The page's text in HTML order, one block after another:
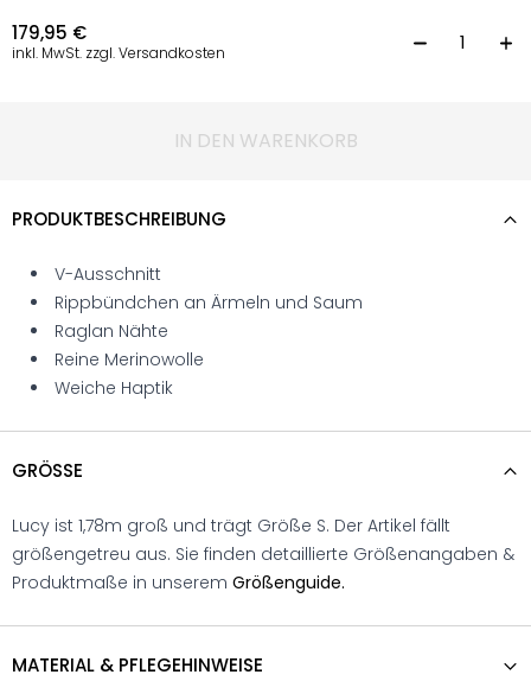
179,95 €
inkl. MwSt. zzgl. Versandkosten
IN DEN WARENKORB
PRODUKTBESCHREIBUNG
V-Ausschnitt
Rippbündchen an Ärmeln und Saum
Raglan Nähte
Reine Merinowolle
Weiche Haptik
GRÖSSE
Lucy ist 1,78m groß und trägt Größe S. Der Artikel fällt
größengetreu aus. Sie finden detaillierte Größenangaben &
Produktmaße in unserem Größenguide.
MATERIAL & PFLEGEHINWEISE